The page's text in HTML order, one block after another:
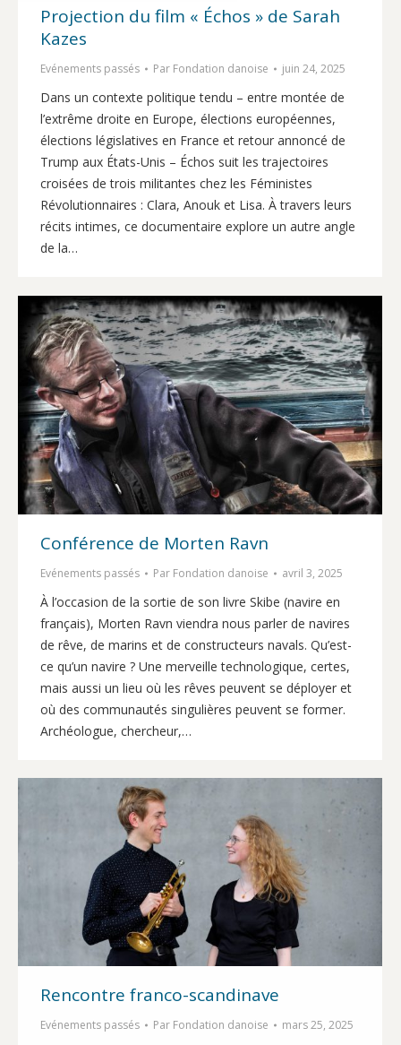
Projection du film « Échos » de Sarah
Kazes
Evénements passés Par Fondation danoise juin 24, 2025
Dans un contexte politique tendu – entre montée de
l’extrême droite en Europe, élections européennes,
élections législatives en France et retour annoncé de
Trump aux États-Unis – Échos suit les trajectoires
croisées de trois militantes chez les Féministes
Révolutionnaires : Clara, Anouk et Lisa. À travers leurs
récits intimes, ce documentaire explore un autre angle
de la…
Conférence de Morten Ravn
Evénements passés Par Fondation danoise avril 3, 2025
À l’occasion de la sortie de son livre Skibe (navire en
français), Morten Ravn viendra nous parler de navires
de rêve, de marins et de constructeurs navals. Qu’est-
ce qu’un navire ? Une merveille technologique, certes,
mais aussi un lieu où les rêves peuvent se déployer et
où des communautés singulières peuvent se former.
Archéologue, chercheur,…
Rencontre franco-scandinave
Evénements passés Par Fondation danoise mars 25, 2025